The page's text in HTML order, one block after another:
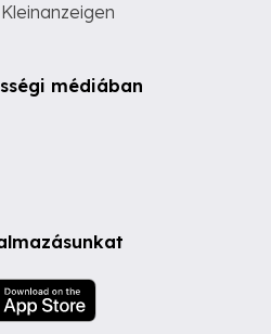
médiában